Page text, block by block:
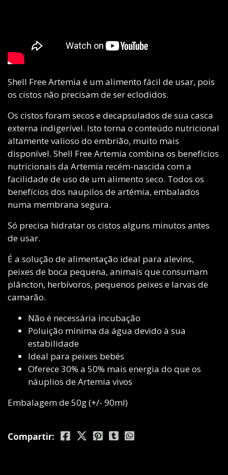
Shell Free Artemia é um alimento fácil de usar, pois
os cistos não precisam de ser eclodidos.
Os cistos foram secos e decapsulados de sua casca
externa indigerível. Isto torna o conteúdo nutricional
altamente valioso do embrião, muito mais
disponível. Shell Free Artemia combina os benefícios
nutricionais da Artemia recém-nascida com a
facilidade de uso de um alimento seco. Todos os
benefícios dos naupilos de artémia, embalados
numa membrana segura.
Só precisa hidratar os cistos alguns minutos antes
de usar.
É a solução de alimentação ideal para alevins,
peixes de boca pequena, animais que consumam
plâncton, herbívoros, pequenos peixes e larvas de
camarão.
Não é necessária incubação
Poluição mínima da água devido à sua
estabilidade
Ideal para peixes bebés
Oferece 30% a 50% mais energia do que os
náuplios de Artemia vivos
Embalagem de 50g (+/- 90ml)
Compartir: